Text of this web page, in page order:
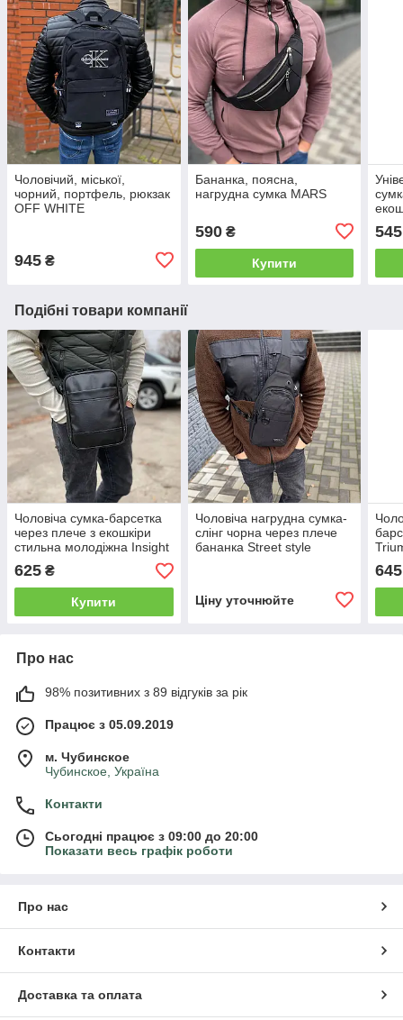
Чоловічий, міської,
чорний, портфель, рюкзак
OFF WHITE
945 ₴
Бананка, поясна,
нагрудна сумка MARS
590₴
Купити
545
Подібні товари компанії
Чоловіча сумка-барсетка
через плече з екошкіри
стильна молодіжна Insight
625 ₴
Купити
Чоловіча нагрудна сумка-
слінг чорна через плече
бананка Street style
Ціну уточнюйте
645
Про нас
98% позитивних з 89 відгуків за рік
Працює з 05.09.2019
м. Чубинское
Чубинское, Україна
Контакти
Сьогодні працює з 09:00 до 20:00
Показати весь графік роботи
Про нас
Контакти
Доставка та оплата